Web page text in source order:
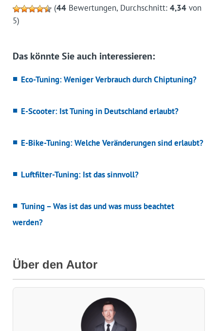
(44Bewertungen, Durchschnitt: 4,34von
5)
Das könnte Sie auch interessieren:
Eco-Tuning: Weniger Verbrauch durch Chiptuning?
E-Scooter: Ist Tuning in Deutschland erlaubt?
E-Bike-Tuning: Welche Veränderungen sind erlaubt?
Luftfilter-Tuning: Ist das sinnvoll?
Tuning – Was ist das und was muss beachtet
werden?
Über den Autor